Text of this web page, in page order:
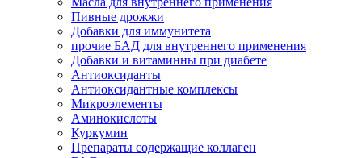
Пивные дрожжи
Добавки для иммунитета
прочие БАД для внутреннего применения
Добавки и витаминны при диабете
Антиоксиданты
Антиоксидантные комплексы
Микроэлементы
Аминокислоты
Куркумин
Препараты содержащие коллаген